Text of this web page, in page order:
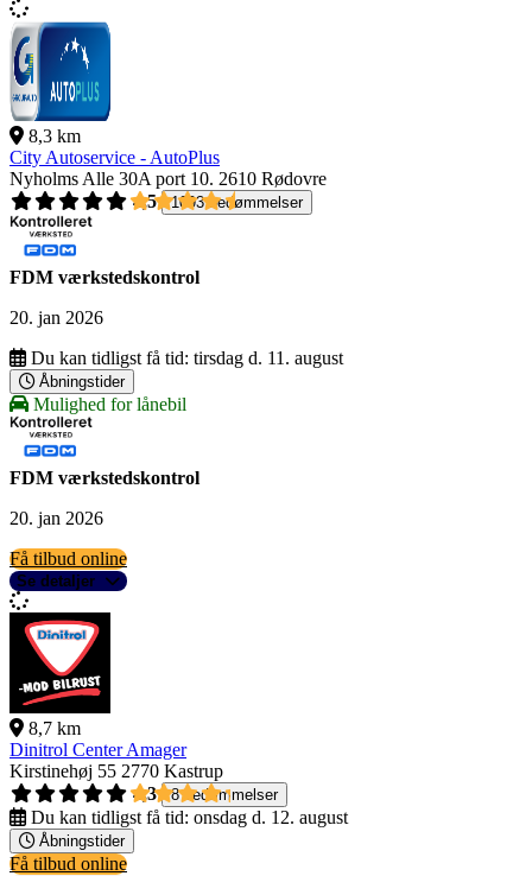
8,3 km
City Autoservice - AutoPlus
Nyholms Alle 30A port 10. 2610 Rødovre
4,5
1093 bedømmelser
FDM værkstedskontrol
20. jan 2026
Du kan tidligst få tid: tirsdag d. 11. august
Åbningstider
Mulighed for lånebil
FDM værkstedskontrol
20. jan 2026
Få tilbud online
Se detaljer
8,7 km
Dinitrol Center Amager
Kirstinehøj 55 2770 Kastrup
4,3
8 bedømmelser
Du kan tidligst få tid: onsdag d. 12. august
Åbningstider
Få tilbud online